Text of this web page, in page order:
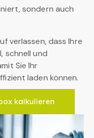
sondern auch
verlassen, dass Ihre
schnell und
Sie Ihr
laden können.
kalkulieren